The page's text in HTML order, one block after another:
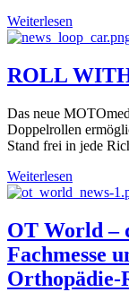
Weiterlesen
ROLL
Das neue
Doppelrollen
Stand frei in jede
Weiterlesen
OT World –
Fachmesse
Orthopädie-